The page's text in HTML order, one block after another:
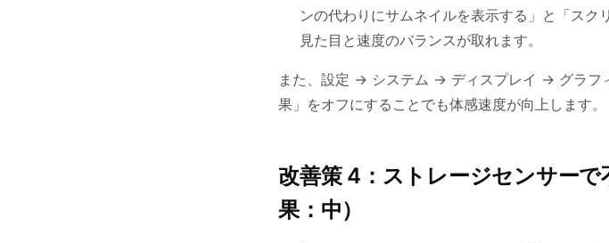
ンの代わりにサムネイルを表示する」と「スク
見た目と速度のバランスが取れます。
また、設定 → システム → ディスプレイ → グラフ
果」をオフにすることでも体感速度が向上します。
改善策 4：ストレージセンサー
果：中）